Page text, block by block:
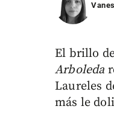
El brillo
Arboleda
Laureles
más le